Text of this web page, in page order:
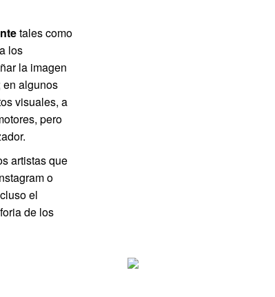
tales como
los
la imagen
en algunos
visuales, a
pero
artistas que
o
el
de los